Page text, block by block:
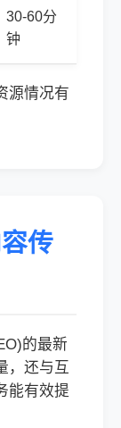
30-60分
钟
源情况有
传
的最新
，还与互
能有效提